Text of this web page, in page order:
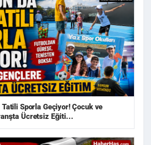
Tatili Sporla Geçiyor! Çocuk ve
Ücretsiz Eğiti...